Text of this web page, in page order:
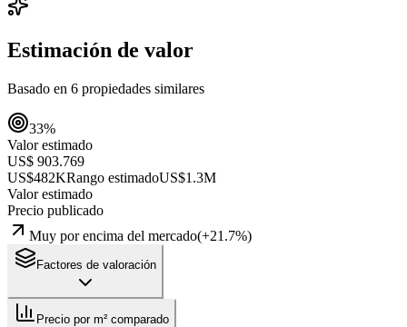
Estimación de valor
Basado en 6 propiedades similares
33%
Valor estimado
US$ 903.769
US$482KRango estimadoUS$1.3M
Valor estimado
Precio publicado
Muy por encima del mercado(+21.7%)
Factores de valoración
Precio por m² comparado